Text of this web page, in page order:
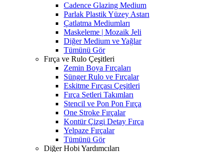
Cadence Glazing Medium
Parlak Plastik Yüzey Astarı
Çatlatma Mediumları
Maskeleme | Mozaik Jeli
Diğer Medium ve Yağlar
Tümünü Gör
Fırça ve Rulo Çeşitleri
Zemin Boya Fırçaları
Sünger Rulo ve Fırçalar
Eskitme Fırçası Çeşitleri
Fırça Setleri Takımları
Stencil ve Pon Pon Fırça
One Stroke Fırçalar
Kontür Çizgi Detay Fırça
Yelpaze Fırçalar
Tümünü Gör
Diğer Hobi Yardımcıları